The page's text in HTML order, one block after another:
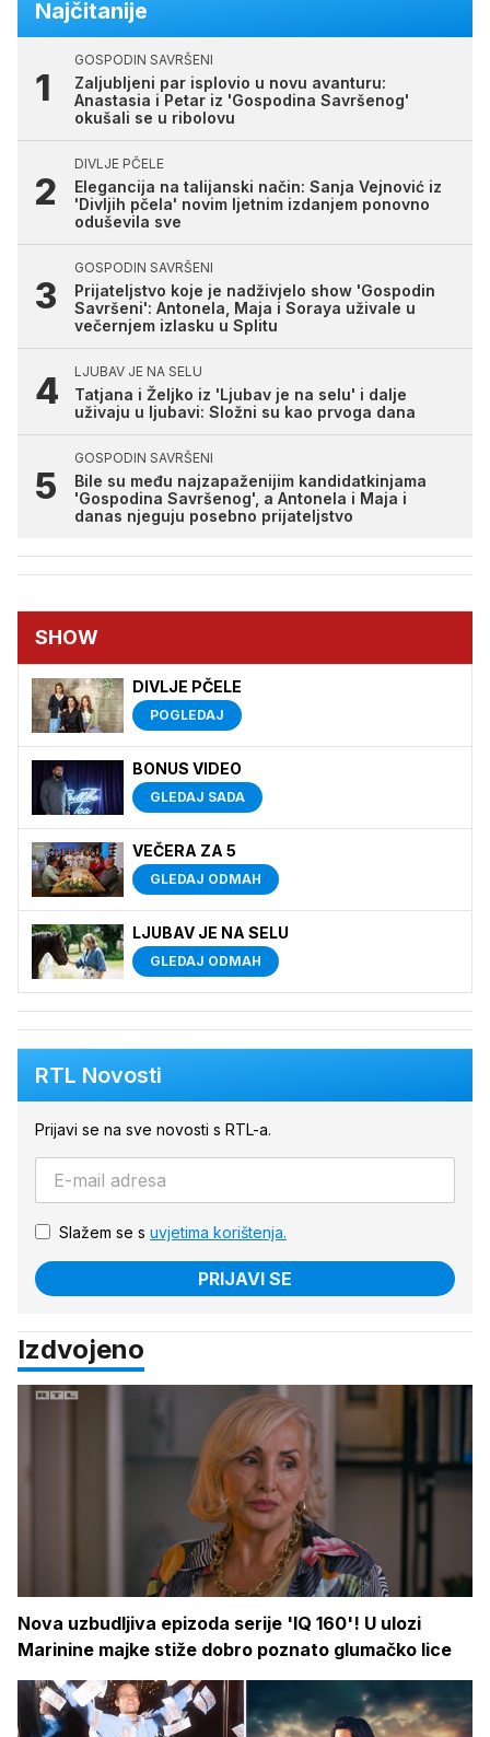
Najčitanije
GOSPODIN SAVRŠENI
Zaljubljeni par isplovio u novu avanturu:
Anastasia i Petar iz 'Gospodina Savršenog'
okušali se u ribolovu
DIVLJE PČELE
Elegancija na talijanski način: Sanja Vejnović iz
'Divljih pčela' novim ljetnim izdanjem ponovno
oduševila sve
GOSPODIN SAVRŠENI
Prijateljstvo koje je nadživjelo show 'Gospodin
Savršeni': Antonela, Maja i Soraya uživale u
večernjem izlasku u Splitu
LJUBAV JE NA SELU
Tatjana i Željko iz 'Ljubav je na selu' i dalje
uživaju u ljubavi: Složni su kao prvoga dana
GOSPODIN SAVRŠENI
Bile su među najzapaženijim kandidatkinjama
'Gospodina Savršenog', a Antonela i Maja i
danas njeguju posebno prijateljstvo
SHOW
DIVLJE PČELE
POGLEDAJ
BONUS VIDEO
GLEDAJ SADA
VEČERA ZA 5
GLEDAJ ODMAH
LJUBAV JE NA SELU
GLEDAJ ODMAH
RTL Novosti
Prijavi se na sve novosti s RTL-a.
Slažem se s uvjetima korištenja.
PRIJAVI SE
Izdvojeno
Nova uzbudljiva epizoda serije 'IQ 160'! U ulozi
Marinine majke stiže dobro poznato glumačko lice